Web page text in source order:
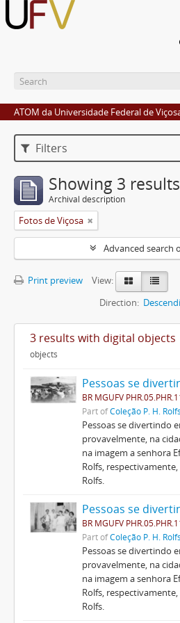
ATOM da Universidade Federal de
Filters
Showing 3 results
Archival description
Fotos de Viçosa
Advanced search
Print preview
View:
Direction:
3 results with digital objects
objects
Pessoas se
BR MGUFV
Part ofColeção P. H.
Pessoas se divertindo
provavelmente, na
na imagem a senhora
Rolfs, respectivamente,
Rolfs.
Pessoas se
BR MGUFV
Part ofColeção P. H.
Pessoas se divertindo
provavelmente, na
na imagem a senhora
Rolfs, respectivamente,
Rolfs.